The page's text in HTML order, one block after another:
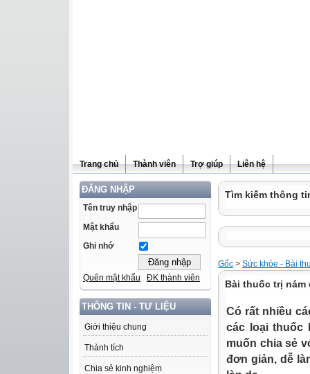
Trang chủ Thành viên Trợ giúp Liên hệ
ĐĂNG NHẬP
Tên truy nhập
Mật khẩu
Ghi nhớ
Quên mật khẩu ĐK thành viên
THÔNG TIN - TƯ LIỆU
Giới thiệu chung
Thành tích
Chia sẻ kinh nghiệm
Tìm kiếm thông
Gốc > Sức khỏe - Bài
Bài thuốc trị
Có rất nhiều
các loại thuốc
muốn chia sẻ
đơn giản, dễ